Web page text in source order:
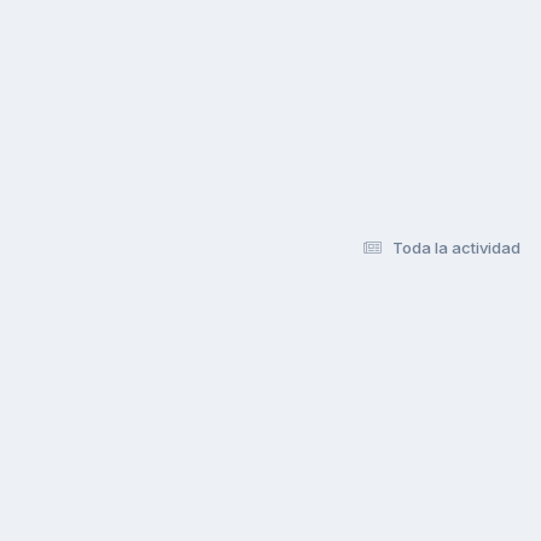
Toda la actividad